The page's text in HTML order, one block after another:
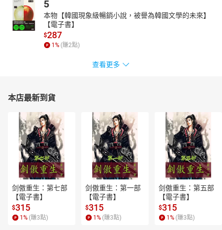
5
本物【韓國現象級暢銷小說，被譽為韓國文學的未來】
【電子書】
$287
1 % (賺2點)
查看更多
本店最新到貨
剑傲重生：第七部
【電子書】
$315
1 % (賺3點)
剑傲重生：第一部
【電子書】
$315
1 % (賺3點)
剑傲重生：第五部
【電子書】
$315
1 % (賺3點)